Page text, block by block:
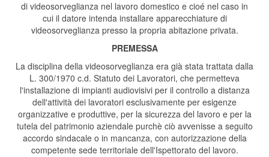
di videosorveglianza nel lavoro domestico e cioé nel caso in
cui il datore intenda installare apparecchiature di
videosorveglianza presso la propria abitazione privata.
PREMESSA
La disciplina della videosorveglianza era già stata trattata dalla
L. 300/1970 c.d. Statuto dei Lavoratori, che permetteva
l'installazione di impianti audiovisivi per il controllo a distanza
dell'attività dei lavoratori esclusivamente per esigenze
organizzative e produttive, per la sicurezza del lavoro e per la
tutela del patrimonio aziendale purchè ciò avvenisse a seguito
accordo sindacale o in mancanza, con autorizzazione della
competente sede territoriale dell'Ispettorato del lavoro.